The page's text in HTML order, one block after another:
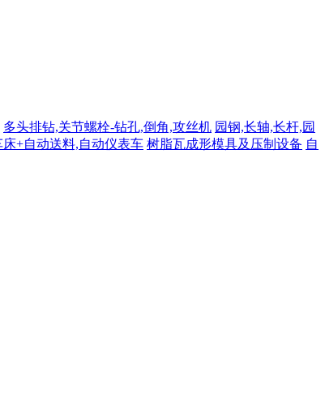
多头排钻,关节螺栓-钻孔,倒角,攻丝机 园钢,长轴,长杆,园
床+自动送料,自动仪表车 树脂瓦成形模具及压制设备 自